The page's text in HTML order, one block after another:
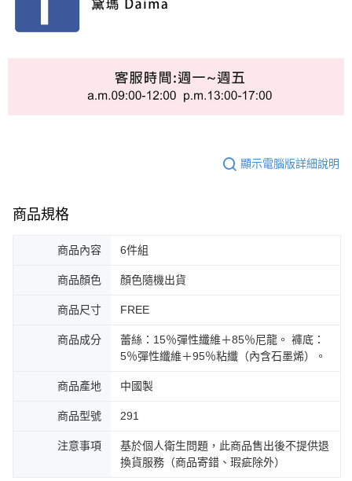
顯示電腦版詳細說明
商品規格
商品內容 6件組
商品顏色 顏色隨機出貨
商品尺寸 FREE
商品成分
蕾絲：15％彈性纖維＋85％尼龍。 褲底：
5％彈性纖維＋95％粘纖（內含石墨烯）。
商品產地 中國製
商品型號 291
注意事項
基於個人衛生問題，此商品售出後不提供退
換貨服務（商品寄錯、瑕疵除外）